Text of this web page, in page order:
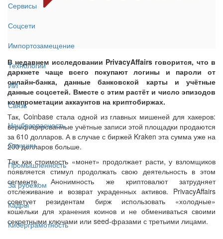
Сервисы
Соцсети
Импортозамещение
Технологии
ИИ
Связь
Нацбезопасность
Санкции
Промышленность
За рубежом
Кадры
Киберграмотность
В недавнем исследовании PrivacyAffairs говорится, что в
даркнете чаще всего покупают логины и пароли от
онлайн-банка, данные банковской карты и учётные
данные соцсетей. Вместе с этим растёт и число эпизодов
компрометации аккаунтов на криптобиржах.
Так, Coinbase стала одной из главных мишеней для хакеров:
верифицированные учётные записи этой площадки продаются
за 610 долларов. А в случае с биржей Kraken эта сумма уже на
200 долларов больше.
Так как стоимость «монет» продолжает расти, у взломщиков
появляется стимул продолжать свою деятельность в этом
сегменте. Анонимность же криптовалют затрудняет
отслеживание и возврат украденных активов. PrivacyAffairs
советует резидентам бирж использовать «холодные»
кошельки для хранения коинов и не обмениваться своими
секретными ключами или seed-фразами с третьими лицами.